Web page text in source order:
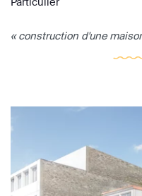
« construction d'une